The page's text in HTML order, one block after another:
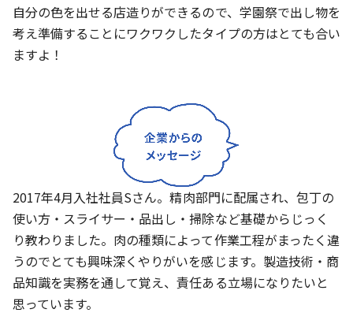
自分の色を出せる店造りができるので、学園祭で出し物を
考え準備することにワクワクしたタイプの方はとても合い
ますよ！
2017年4月入社社員Sさん。精肉部門に配属され、包丁の
使い方・スライサー・品出し・掃除など基礎からじっく
り教わりました。肉の種類によって作業工程がまったく違
うのでとても興味深くやりがいを感じます。製造技術・商
品知識を実務を通して覚え、責任ある立場になりたいと
思っています。